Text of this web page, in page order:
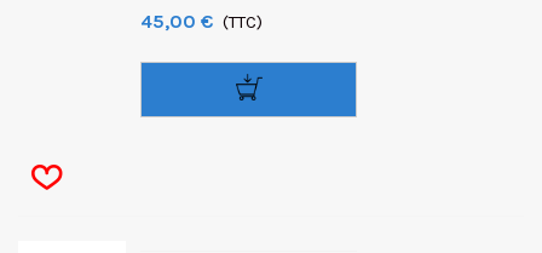
45,00 € (TTC)